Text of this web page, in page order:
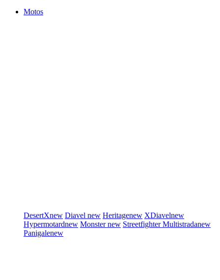
Motos
DesertXnew Diavel new Heritagenew XDiavelnew
Hypermotardnew Monsternew StreetfighterMultistradanew
Panigalenew